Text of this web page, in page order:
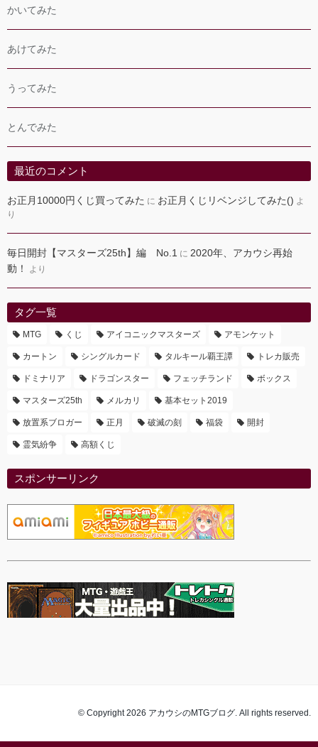
かいてみた
あけてみた
うってみた
とんでみた
最近のコメント
お正月10000円くじ買ってみた に お正月くじリベンジしてみた() よ
り
毎日開封【マスターズ25th】編 No.1 に 2020年、アカウシ再始
動！
より
タグ一覧
MTG くじ アイコニックマスターズ アモンケット
カートン シングルカード タルキール覇王譚 トレカ販売
ドミナリア ドラゴンスター フェッチランド ボックス
マスターズ25th メルカリ 基本セット2019
放置系ブロガー 正月 破滅の刻 福袋 開封
霊気紛争 高額くじ
スポンサーリンク
© Copyright 2026 アカウシのMTGブログ. All rights reserved.